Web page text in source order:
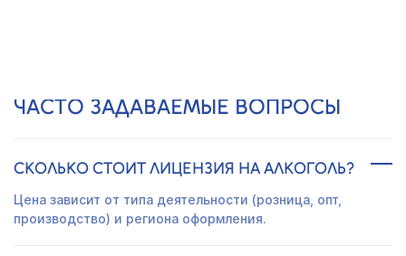
ЧАСТО ЗАДАВАЕМЫЕ ВОПРОСЫ
СКОЛЬКО СТОИТ ЛИЦЕНЗИЯ НА АЛКОГОЛЬ?
Цена зависит от типа деятельности (розница, опт,
производство) и региона оформления.